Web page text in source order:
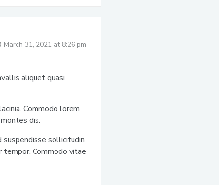
March 31, 2021 at 8:26 pm
aliquet quasi
Commodo lorem
dis.
sollicitudin
Commodo vitae